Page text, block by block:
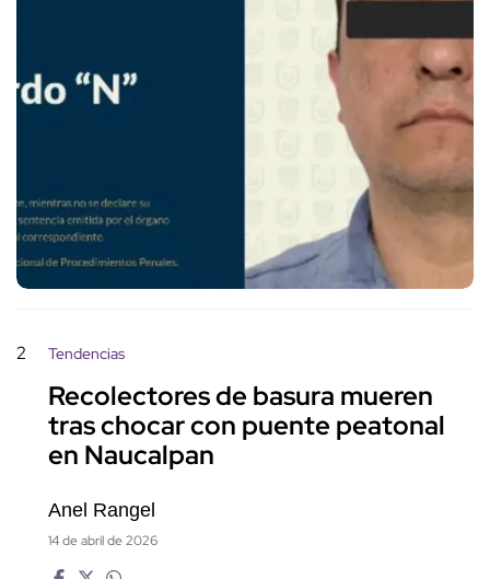
2 Tendencias
Recolectores de basura mueren
tras chocar con puente peatonal
en Naucalpan
Anel Rangel
14 de abril de 2026